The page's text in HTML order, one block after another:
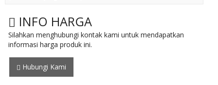
INFO HARGA
Silahkan menghubungi kontak kami untuk mendapatkan
informasi harga produk ini.
Hubungi Kami